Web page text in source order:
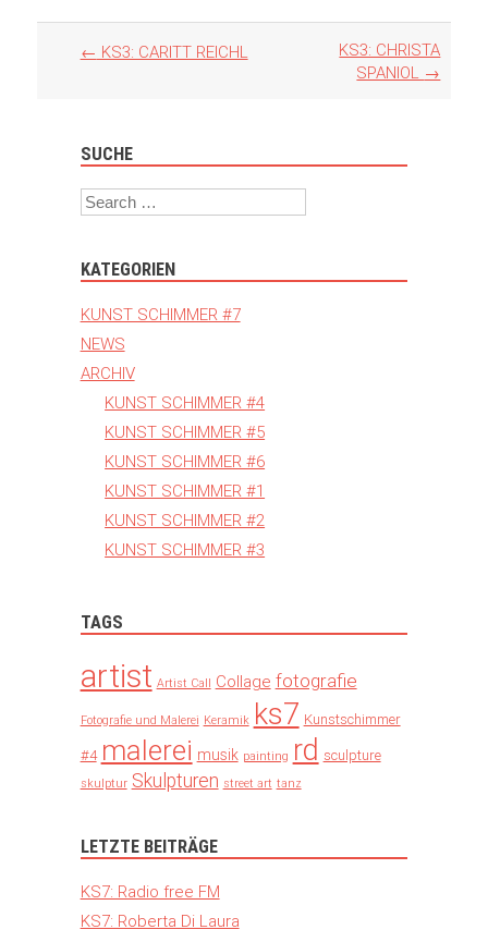
Artikel
← KS3: CARITT REICHL
KS3: CHRISTA
SPANIOL →
SUCHE
Search
KATEGORIEN
KUNST SCHIMMER #7
NEWS
ARCHIV
KUNST SCHIMMER #4
KUNST SCHIMMER #5
KUNST SCHIMMER #6
KUNST SCHIMMER #1
KUNST SCHIMMER #2
KUNST SCHIMMER #3
TAGS
artist Artist Call Collage fotografie
Fotografie und Malerei Keramik ks7 Kunstschimmer
#4 malerei musik painting rd sculpture
skulptur Skulpturen street art tanz
LETZTE BEITRÄGE
KS7: Radio free FM
KS7: Roberta Di Laura